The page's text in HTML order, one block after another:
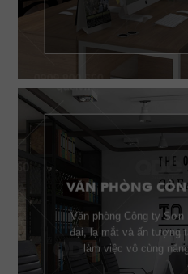
VĂN PHÒNG
Văn phòng Công ty
đại, lạ mắt và ấn tượng
làm việc vô cùng